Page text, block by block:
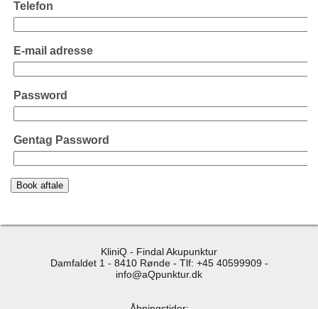
Telefon
E-mail adresse
Password
Gentag Password
KliniQ - Findal Akupunktur
Damfaldet 1 - 8410 Rønde - Tlf: +45 40599909 -
info@aQpunktur.dk